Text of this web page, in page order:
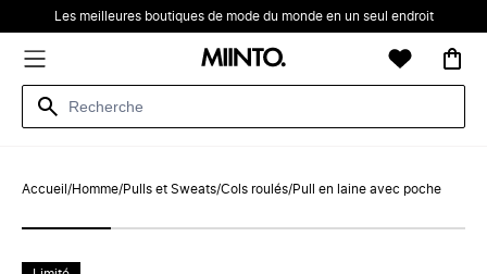
Les meilleures boutiques de mode du monde en un seul endroit
Accueil /Homme/Pulls et Sweats/Cols roulés/Pull en laine avec poche